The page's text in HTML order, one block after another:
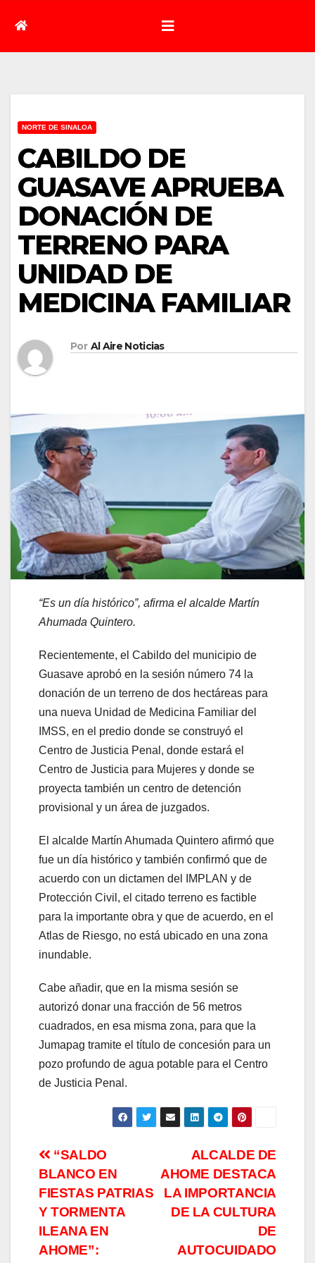
NORTE DE SINALOA
CABILDO DE
GUASAVE APRUEBA
DONACIÓN DE
TERRENO PARA
UNIDAD DE
MEDICINA FAMILIAR
Por Al Aire Noticias
“Es un día histórico”, afirma el alcalde Martín
Ahumada Quintero.
Recientemente, el Cabildo del municipio de
Guasave aprobó en la sesión número 74 la
donación de un terreno de dos hectáreas para
una nueva Unidad de Medicina Familiar del
IMSS, en el predio donde se construyó el
Centro de Justicia Penal, donde estará el
Centro de Justicia para Mujeres y donde se
proyecta también un centro de detención
provisional y un área de juzgados.
El alcalde Martín Ahumada Quintero afirmó que
fue un día histórico y también confirmó que de
acuerdo con un dictamen del IMPLAN y de
Protección Civil, el citado terreno es factible
para la importante obra y que de acuerdo, en el
Atlas de Riesgo, no está ubicado en una zona
inundable.
Cabe añadir, que en la misma sesión se
autorizó donar una fracción de 56 metros
cuadrados, en esa misma zona, para que la
Jumapag tramite el título de concesión para un
pozo profundo de agua potable para el Centro
de Justicia Penal.
Navegación
de
entradas
ALCALDE DE
AHOME DESTACA
LA IMPORTANCIA
DE LA CULTURA
DE
AUTOCUIDADO
“SALDO
BLANCO EN
FIESTAS PATRIAS
Y TORMENTA
ILEANA EN
AHOME”: